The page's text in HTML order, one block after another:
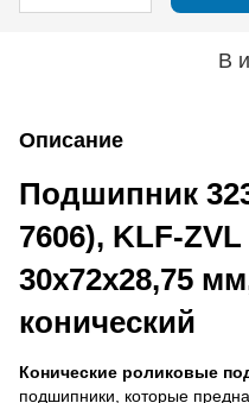
В
Описание
Подшипник
7606), KLF-
30x72x28,75
конический
Конические роликовые
подшипники, которые